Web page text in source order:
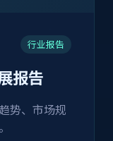
行业报告
报告
势、市场规